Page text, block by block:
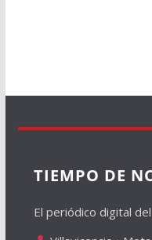
TIEMPO DE
El periódico digital